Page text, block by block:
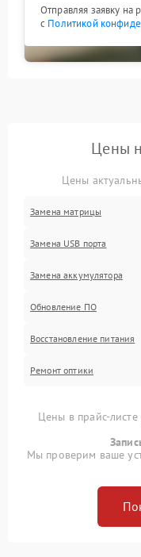
Отправляя заявку на
с Политикой
Цены
Цены
Замена матрицы
Замена USB порта
Замена аккумулятора
Обновление ПО
Восстановление питания
Ремонт оптики
Цены в прайс-
Мы проверим ваше